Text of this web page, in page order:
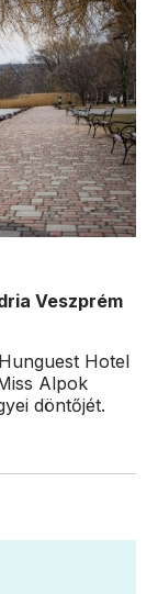
Veszprém
Hotel
Alpok
döntőjét.